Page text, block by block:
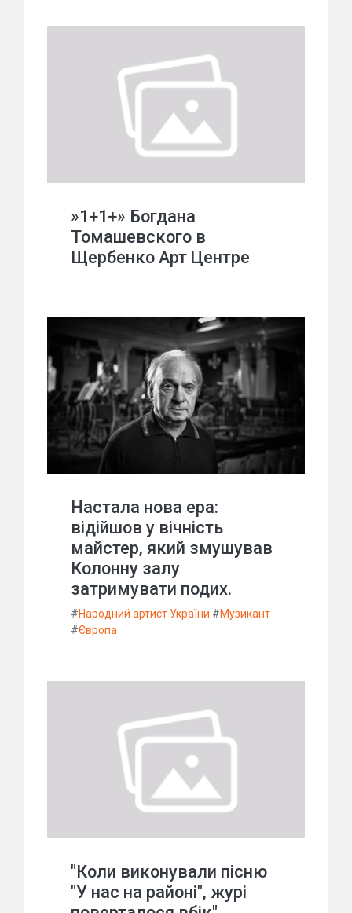
»1+1+» Богдана
Томашевского в
Щербенко Арт Центре
Настала нова ера:
відійшов у вічність
майстер, який змушував
Колонну залу
затримувати подих.
#Народний артист України #Музикант
#Європа
"Коли виконували пісню
"У нас на районі", журі